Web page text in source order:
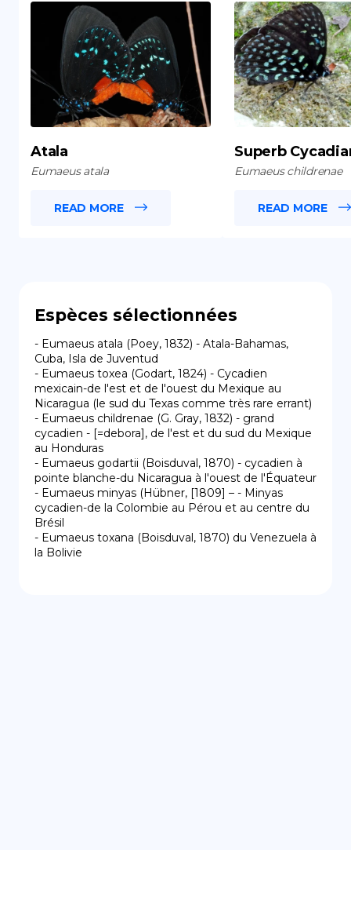
Atala
Eumaeus atala
READ MORE
Superb
Eumaeus childrenae
READ MORE
Espèces sélectionnées
- Eumaeus atala (Poey, 1832) - Atala-Bahamas,
Cuba, Isla de Juventud
- Eumaeus toxea (Godart, 1824) - Cycadien
mexicain-de l'est et de l'ouest du Mexique au
Nicaragua (le sud du Texas comme très rare errant)
- Eumaeus childrenae (G. Gray, 1832) - grand
cycadien - [=debora], de l'est et du sud du Mexique
au Honduras
- Eumaeus godartii (Boisduval, 1870) - cycadien à
pointe blanche-du Nicaragua à l'ouest de l'Équateur
- Eumaeus minyas (Hübner, [1809] – - Minyas
cycadien-de la Colombie au Pérou et au centre du
Brésil
- Eumaeus toxana (Boisduval, 1870) du Venezuela à
la Bolivie